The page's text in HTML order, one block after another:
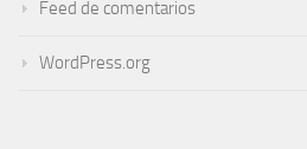
Feed de comentarios
WordPress.org